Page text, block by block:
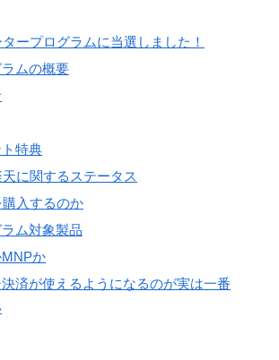
ープログラムに当選しました！
ムの概要
特典
に関するステータス
入するのか
ム対象製品
か
決済が使えるようになるのが実は一番